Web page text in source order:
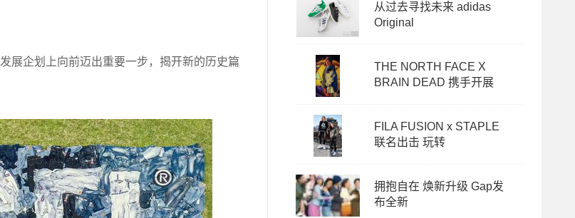
展企划上向前迈出重要一步，揭开新的历史篇
从过去寻找未来 adidas
Original
THE NORTH FACE X
BRAIN DEAD 携手开展
FILA FUSION x STAPLE
联名出击 玩转
拥抱自在 焕新升级 Gap发
布全新